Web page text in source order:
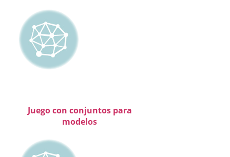
Juego con conjuntos para
modelos